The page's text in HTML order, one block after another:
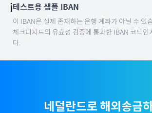
ℹ️테스트용 샘플 IBAN
이 IBAN은 실제 존재하는 은행 계좌가 아닐 수 있
체크디지트의 유효성 검증에 통과한 IBAN 코드인
다.
네덜란드로 해외송금